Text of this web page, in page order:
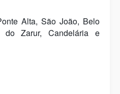
Alta, São João, Belo
do Zarur, Candelária e